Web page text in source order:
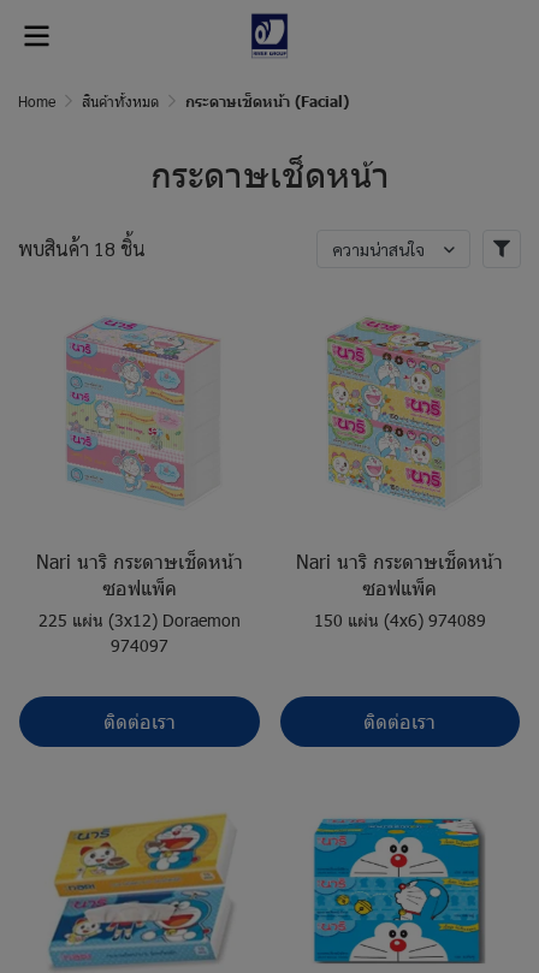
Home สินค้าทั้งหมด กระดาษเช็ดหน้า (Facial)
กระดาษเช็ดหน้า
พบสินค้า 18 ชิ้น ความน่าสนใจ
Nari นาริ กระดาษเช็ดหน้า
ซอฟแพ็ค
225 แผ่น (3x12) Doraemon
974097
ติดต่อเรา
Nari นาริ กระดาษเช็ดหน้า
ซอฟแพ็ค
150 แผ่น (4x6) 974089
ติดต่อเรา